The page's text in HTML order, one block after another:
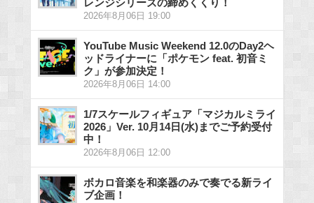
レンジシリーズの締めくくり！
2026年8月06日 19:00
YouTube Music Weekend 12.0のDay2ヘ
ッドライナーに「ポケモン feat. 初音ミ
ク」が参加決定！
2026年8月06日 14:00
1/7スケールフィギュア「マジカルミライ
2026」Ver. 10月14日(水)までご予約受付
中！
2026年8月06日 12:00
ボカロ音楽を和楽器のみで奏でる新ライ
ブ企画！